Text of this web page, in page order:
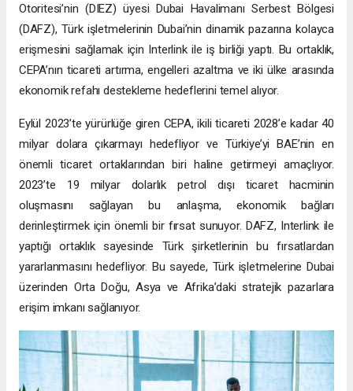
Otoritesi’nin (DIEZ) üyesi Dubai Havalimanı Serbest Bölgesi
(DAFZ), Türk işletmelerinin Dubai’nin dinamik pazarına kolayca
erişmesini sağlamak için Interlink ile iş birliği yaptı. Bu ortaklık,
CEPA’nın ticareti artırma, engelleri azaltma ve iki ülke arasında
ekonomik refahı destekleme hedeflerini temel alıyor.
Eylül 2023’te yürürlüğe giren CEPA, ikili ticareti 2028’e kadar 40
milyar dolara çıkarmayı hedefliyor ve Türkiye’yi BAE’nin en
önemli ticaret ortaklarından biri haline getirmeyi amaçlıyor.
2023’te 19 milyar dolarlık petrol dışı ticaret hacminin
oluşmasını sağlayan bu anlaşma, ekonomik bağları
derinleştirmek için önemli bir fırsat sunuyor. DAFZ, Interlink ile
yaptığı ortaklık sayesinde Türk şirketlerinin bu fırsatlardan
yararlanmasını hedefliyor. Bu sayede, Türk işletmelerine Dubai
üzerinden Orta Doğu, Asya ve Afrika’daki stratejik pazarlara
erişim imkanı sağlanıyor.